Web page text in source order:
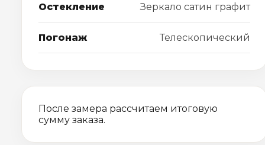
Остекление Зеркало сатин графит
Погонаж Телескопический
После замера рассчитаем итоговую
сумму заказа.